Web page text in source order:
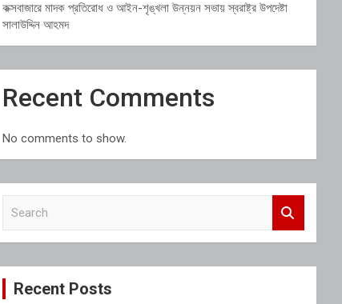
কক্সবাজারে মাদক প্রতিরোধ ও আইন-শৃঙ্খলা উন্নয়ন সভায় স্বরাষ্ট্র উপদেষ্টা
সালাউদ্দিন আহমদ
Recent Comments
No comments to show.
c
Recent Posts